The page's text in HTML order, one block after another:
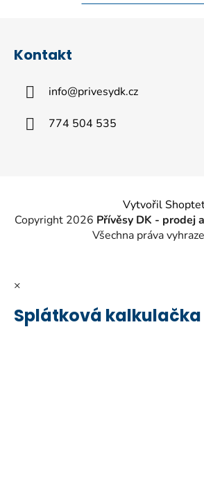
Kontakt
info@privesydk.cz
774 504 535
Vytvořil
Copyright 2026 Přívěsy DK - prodej
Všechna práva
×
Splátková kalkulačka